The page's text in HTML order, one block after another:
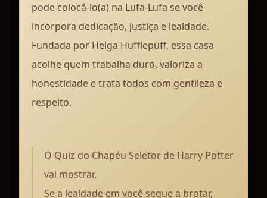
pode colocá-lo(a) na Lufa-Lufa se você
incorpora dedicação, justiça e lealdade.
Fundada por Helga Hufflepuff, essa casa
acolhe quem trabalha duro, valoriza a
honestidade e trata todos com gentileza e
respeito.
O Quiz do Chapéu Seletor de Harry Potter
vai mostrar,
Se a lealdade em você segue a brotar,